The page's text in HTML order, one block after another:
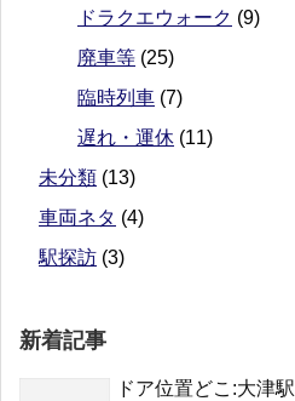
ドラクエウォーク (9)
廃車等 (25)
臨時列車 (7)
遅れ・運休 (11)
未分類 (13)
車両ネタ (4)
駅探訪 (3)
新着記事
ドア位置どこ:大津駅